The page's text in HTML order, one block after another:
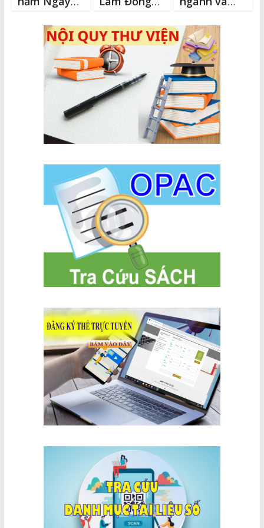
Paris về
chấm dứt
chiến tranh,
lập lại hòa
bình ở Việt
27/01/2025)
các tổ cấp
cứu lưu
động phục
vụ Kỳ thi tốt
nghiệp
THPT 2026
triển khai
“Bình dân
học vụ số”